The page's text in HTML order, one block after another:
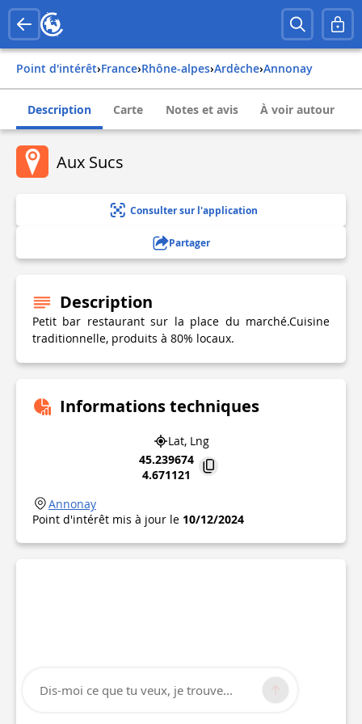
Point d'intérêt› france› rhône-alpes› ardèche› annonay
Description Carte Notes et avis À voir autour
Aux Sucs
Consulter sur l'application
Partager
Description
Petit bar restaurant sur la place du marché.Cuisine
traditionnelle, produits à 80% locaux.
Informations techniques
Lat, Lng
45.239674
4.671121
Annonay
Point d'intérêt mis à jour le 10/12/2024
Dis-moi ce que tu veux, je trouve...